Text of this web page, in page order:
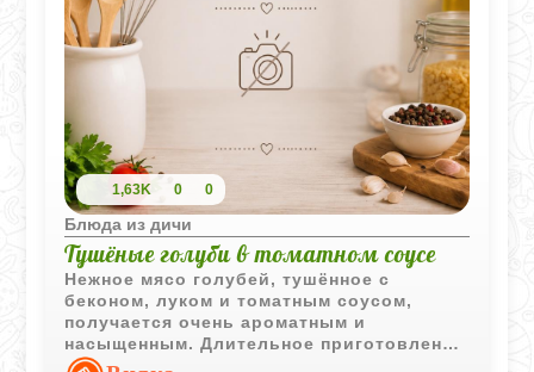
1,63K 0 0
Блюда из дичи
Тушёные голуби в томатном соусе
Нежное мясо голубей, тушённое с
беконом, луком и томатным соусом,
получается очень ароматным и
насыщенным. Длительное приготовление
делает птицу мягкой и особенно сочной.